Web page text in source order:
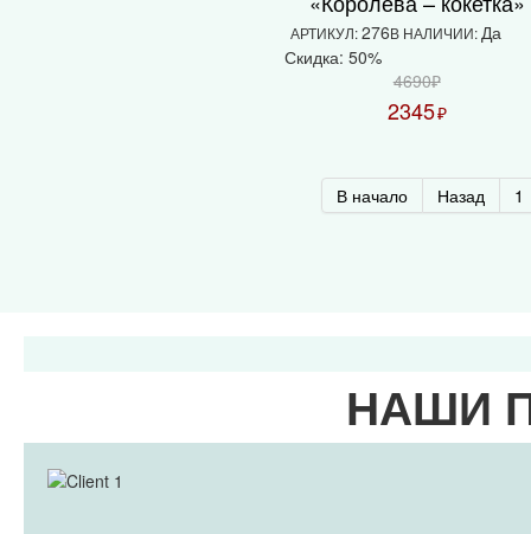
АРТИКУЛ:276В НАЛИЧИИ: Да
Скидка: 50%
4690₽
2345₽
В начало Назад 1
НАШИ